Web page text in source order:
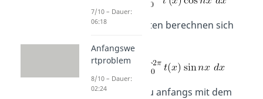
Die Koeffizienten berechnen sich
analog.
Hier hättest du anfangs mit dem
7/10 – Dauer:
06:18
Anfangswe
rtproblem
8/10 – Dauer:
02:24